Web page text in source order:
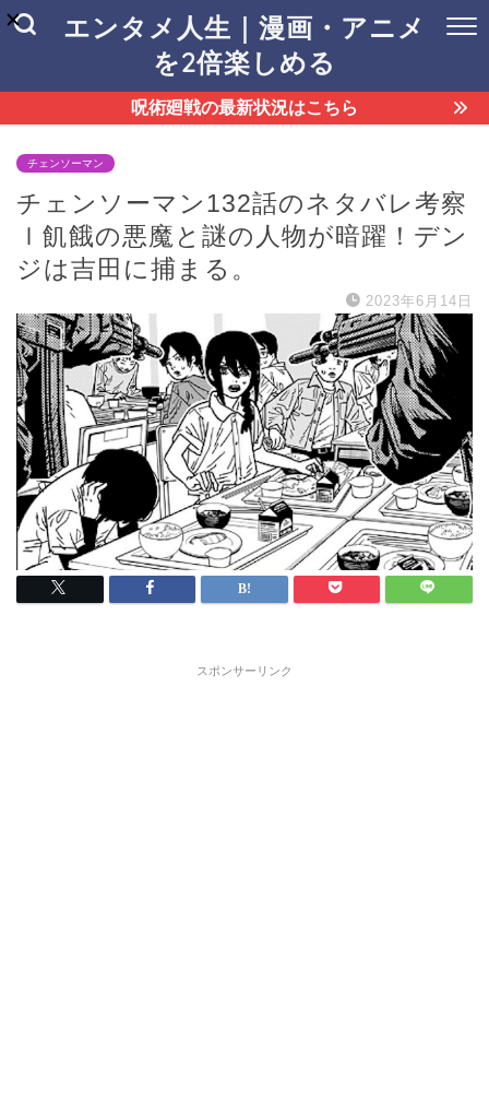
エンタメ人生｜漫画・アニメ
を2倍楽しめる
呪術廻戦の最新状況はこちら
チェンソーマン
チェンソーマン132話のネタバレ考察
ｌ飢餓の悪魔と謎の人物が暗躍！デン
ジは吉田に捕まる。
2023年6月14日
スポンサーリンク